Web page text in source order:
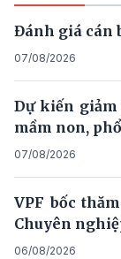
Đánh giá cán
07/08/2026
Dự kiến giảm
mầm non,
07/08/2026
VPF bốc
Chuyên
06/08/2026